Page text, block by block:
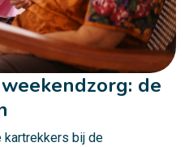
de
kartrekkers bij de